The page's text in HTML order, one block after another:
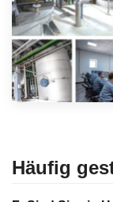
Häufig